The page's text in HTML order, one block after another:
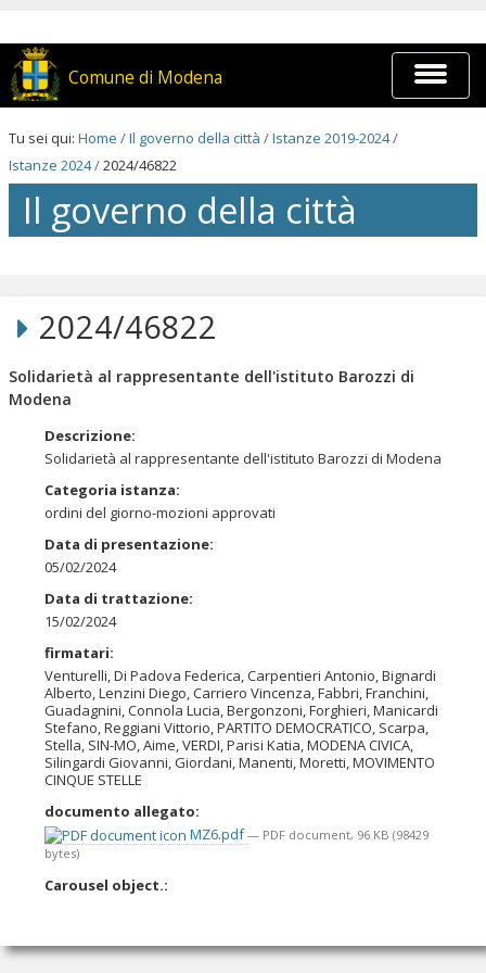
contenuti.
Salta
alla
Comune di Modena
Espandi
barra
di
Tu sei qui: Home /Il governo della città /Istanze 2019-2024/
Istanze 2024/2024/46822
Il governo della città
Salta
navigazione
2024/46822
Solidarietà al rappresentante dell'istituto Barozzi di
Modena
Descrizione:
Solidarietà al rappresentante dell'istituto Barozzi di Modena
Categoria istanza:
ordini del giorno-mozioni approvati
Data di presentazione:
05/02/2024
Data di trattazione:
15/02/2024
firmatari:
Venturelli, Di Padova Federica, Carpentieri Antonio, Bignardi
Alberto, Lenzini Diego, Carriero Vincenza, Fabbri, Franchini,
Guadagnini, Connola Lucia, Bergonzoni, Forghieri, Manicardi
Stefano, Reggiani Vittorio, PARTITO DEMOCRATICO, Scarpa,
Stella, SIN-MO, Aime, VERDI, Parisi Katia, MODENA CIVICA,
Silingardi Giovanni, Giordani, Manenti, Moretti, MOVIMENTO
CINQUE STELLE
documento allegato:
MZ6.pdf— PDF document, 96 KB (98429
bytes)
Carousel object.: